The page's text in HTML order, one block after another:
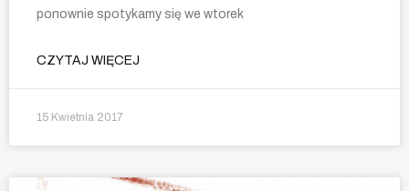
ponownie spotykamy się we wtorek
CZYTAJ WIĘCEJ
15 Kwietnia 2017